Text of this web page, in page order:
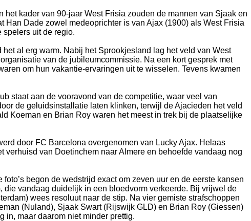
kader van 90-jaar West Frisia zouden de mannen van Sjaak en
Dade zowel medeoprichter is van Ajax (1900) als West Frisia
spelers uit de regio.
al erg warm. Nabij het Sprookjesland lag het veld van West
van de jubileumcommissie. Na een kort gesprek met
om hun vakantie-ervaringen uit te wisselen. Tevens kwamen
staat aan de vooravond van de competitie, waar veel van
de geluidsinstallatie laten klinken, terwijl de Ajacieden het veld
Koeman en Brian Roy waren het meest in trek bij de plaatselijke
door FC Barcelona overgenomen van Lucky Ajax. Helaas
van Doetinchem naar Almere en behoefde vandaag nog
begon de wedstrijd exact om zeven uur en de eerste kansen
vandaag duidelijk in een bloedvorm verkeerde. Bij vrijwel de
wees resoluut naar de stip. Na vier gemiste strafschoppen
(Nuland), Sjaak Swart (Rijswijk GLD) en Brian Roy (Giessen)
in, maar daarom niet minder prettig.